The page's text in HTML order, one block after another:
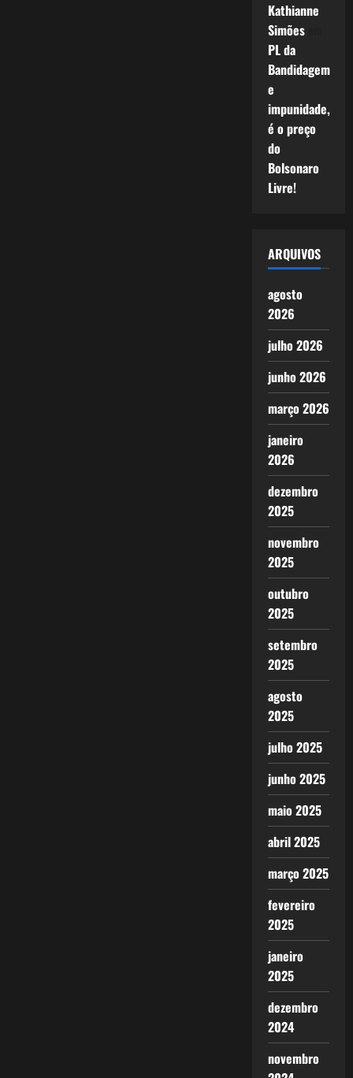
Kathianne
Simõesem
PL da
Bandidagem
e
impunidade,
é o preço
do
Bolsonaro
Livre!
ARQUIVOS
agosto
2026
julho 2026
junho 2026
março 2026
janeiro
2026
dezembro
2025
novembro
2025
outubro
2025
setembro
2025
agosto
2025
julho 2025
junho 2025
maio 2025
abril 2025
março 2025
fevereiro
2025
janeiro
2025
dezembro
2024
novembro